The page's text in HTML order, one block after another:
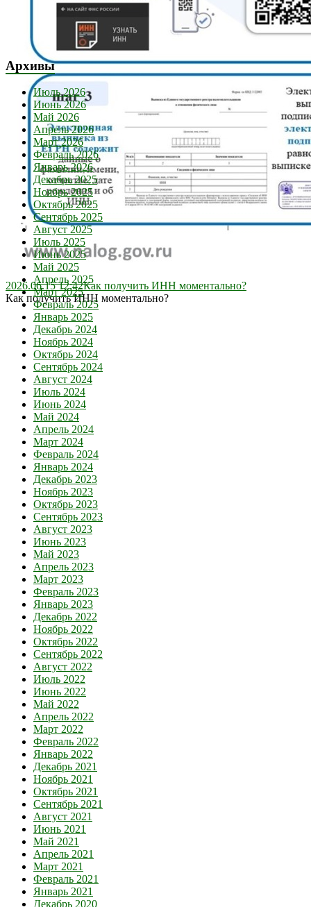
2026.06.15 12:42Как получить ИНН моментально?
Как получить ИНН моментально?
Архивы
Июль 2026
Июнь 2026
Май 2026
Апрель 2026
Март 2026
Февраль 2026
Январь 2026
Декабрь 2025
Ноябрь 2025
Октябрь 2025
Сентябрь 2025
Август 2025
Июль 2025
Июнь 2025
Май 2025
Апрель 2025
Март 2025
Февраль 2025
Январь 2025
Декабрь 2024
Ноябрь 2024
Октябрь 2024
Сентябрь 2024
Август 2024
Июль 2024
Июнь 2024
Май 2024
Апрель 2024
Март 2024
Февраль 2024
Январь 2024
Декабрь 2023
Ноябрь 2023
Октябрь 2023
Сентябрь 2023
Август 2023
Июнь 2023
Май 2023
Апрель 2023
Март 2023
Февраль 2023
Январь 2023
Декабрь 2022
Ноябрь 2022
Октябрь 2022
Сентябрь 2022
Август 2022
Июль 2022
Июнь 2022
Май 2022
Апрель 2022
Март 2022
Февраль 2022
Январь 2022
Декабрь 2021
Ноябрь 2021
Октябрь 2021
Сентябрь 2021
Август 2021
Июнь 2021
Май 2021
Апрель 2021
Март 2021
Февраль 2021
Январь 2021
Декабрь 2020